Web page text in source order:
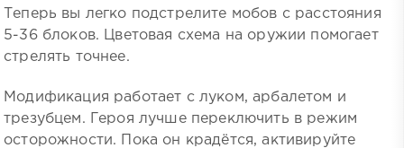
Теперь вы легко подстрелите мобов с расстояния
5-36 блоков. Цветовая схема на оружии помогает
стрелять точнее.
Модификация работает с луком, арбалетом и
трезубцем. Героя лучше переключить в режим
осторожности. Пока он крадётся, активируйте